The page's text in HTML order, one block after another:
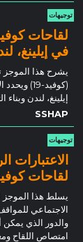
توجيهات
في إيلينغ،
يشرح هذا
(كوفيد-19)
إيلينغ، لندن وبناء
SSHAP
توجيهات
الاعتبارات
لقاحات كوفيد-19 أمام مجتمعات الروما في
يسلط هذا الموجز
والدور الذي يمكن
امتصاص اللقاح